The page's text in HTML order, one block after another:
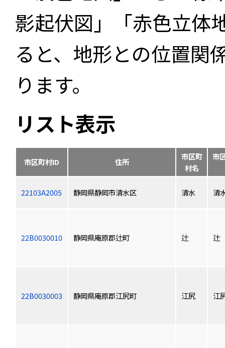
影起伏図」「赤色立体
ると、地形との位置関
ります。
リスト表示
市区町村ID 住所
市区町
村名
市
22103A2005 静岡県静岡市清水区 清水 清
22B0030010 静岡県庵原郡辻町 辻 辻
22B0030003 静岡県庵原郡江尻町 江尻 江